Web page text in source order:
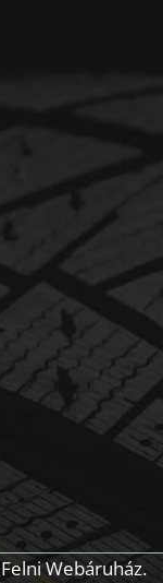
Webáruház.